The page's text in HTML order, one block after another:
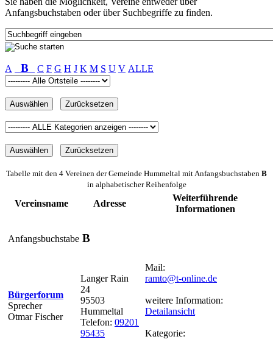
Anfangsbuchstaben oder über Suchbegriffe zu finden.
A B C F G H J K M S U V ALLE
Tabelle mit den 4 Vereinen der Gemeinde Hummeltal mit Anfangsbuchstaben B
in alphabetischer Reihenfolge
Vereinsname Adresse
Weiterführende
Informationen
Anfangsbuchstabe B
Bürgerforum
Sprecher
Otmar Fischer
Langer Rain
24
95503
Hummeltal
Telefon: 09201
95435
Mail:
ramto@t-online.de
weitere Information:
Detailansicht
Kategorie: